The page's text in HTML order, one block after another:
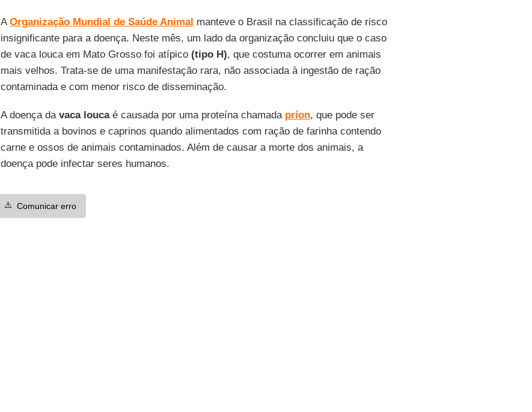
AOrganização Mundial de Saúde Animal manteve o Brasil na classificação de risco
insignificante para a doença. Neste mês, um lado da organização concluiu que o caso
de vaca louca em Mato Grosso foi atípico (tipo H), que costuma ocorrer em animais
mais velhos. Trata-se de uma manifestação rara, não associada à ingestão de ração
contaminada e com menor risco de disseminação.
A doença da vaca loucaé causada por uma proteína chamada príon, que pode ser
transmitida a bovinos e caprinos quando alimentados com ração de farinha contendo
carne e ossos de animais contaminados. Além de causar a morte dos animais, a
doença pode infectar seres humanos.
⚠️ Comunicar erro